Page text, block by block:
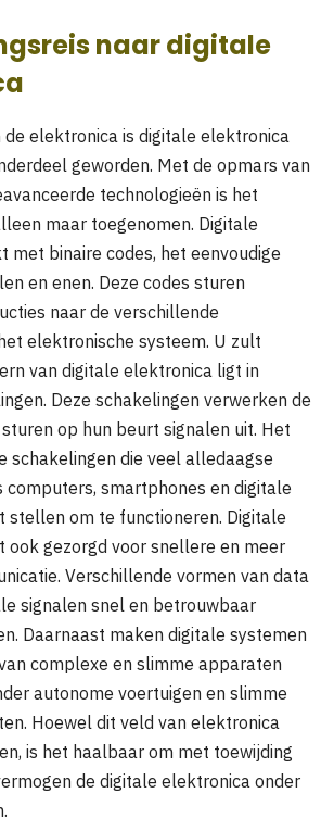
naar digitale
de elektronica is digitale elektronica
geworden. Met de opmars van
technologieën is het
maar toegenomen. Digitale
met binaire codes, het eenvoudige
en enen. Deze codes sturen
naar de verschillende
elektronische systeem. U zult
van digitale elektronica ligt in
Deze schakelingen verwerken de
op hun beurt signalen uit. Het
schakelingen die veel alledaagse
computers, smartphones en digitale
stellen om te functioneren. Digitale
ook gezorgd voor snellere en meer
Verschillende vormen van data
signalen snel en betrouwbaar
Daarnaast maken digitale systemen
complexe en slimme apparaten
autonome voertuigen en slimme
Hoewel dit veld van elektronica
is het haalbaar om met toewijding
de digitale elektronica onder